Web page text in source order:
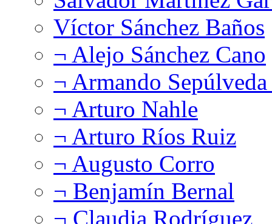
Víctor Sánchez Baños
¬ Alejo Sánchez Cano
¬ Armando
¬ Arturo Nahle
¬ Arturo Ríos Ruiz
¬ Augusto Corro
¬ Benjamín Bernal
¬ Claudia Rodríguez